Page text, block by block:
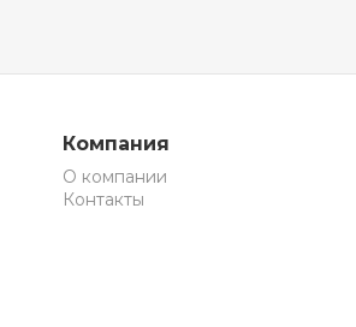
Компания
О компании
Контакты